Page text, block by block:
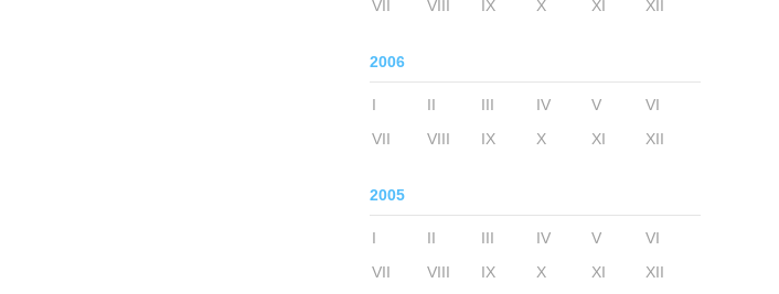
VII
VIII IX X XI XII
2006
I II III IV V
VI
VII
VIII IX X XI XII
2005
I II III IV V
VI
VII
VIII IX X XI XII